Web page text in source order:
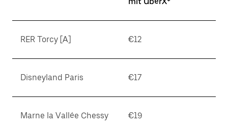
RER Torcy [A] €12
Disneyland Paris €17
Marne la Vallée Chessy €19